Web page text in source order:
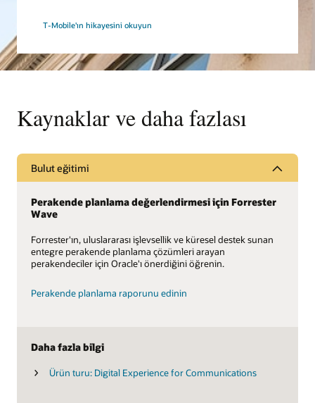
T-Mobile'ın hikayesini okuyun
Kaynaklar ve daha fazlası
Bulut eğitimi
Perakende planlama değerlendirmesi için Forrester
Wave
Forrester'ın, uluslararası işlevsellik ve küresel destek sunan
entegre perakende planlama çözümleri arayan
perakendeciler için Oracle'ı önerdiğini öğrenin.
Perakende planlama raporunu edinin
Daha fazla bilgi
Ürün turu: Digital Experience for Communications